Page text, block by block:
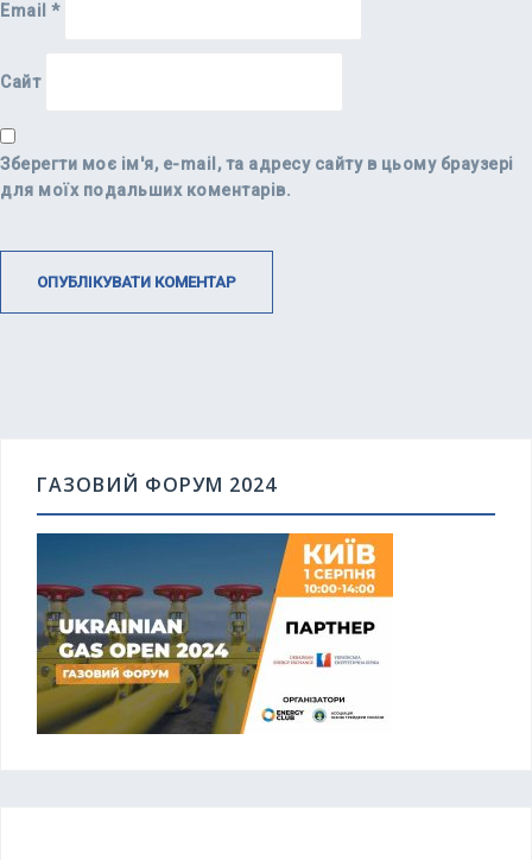
Email *
Сайт
Зберегти моє ім'я, e-mail, та адресу сайту в цьому браузері
для моїх подальших коментарів.
ГАЗОВИЙ ФОРУМ 2024